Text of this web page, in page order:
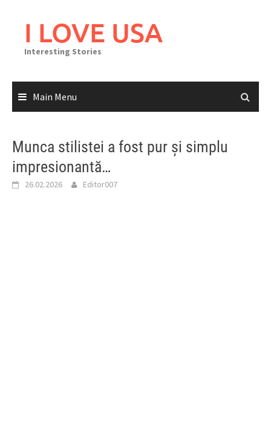
I LOVE USA
Interesting Stories
Main Menu
Munca stilistei a fost pur și simplu
impresionantă…
26.02.2026 Editor007